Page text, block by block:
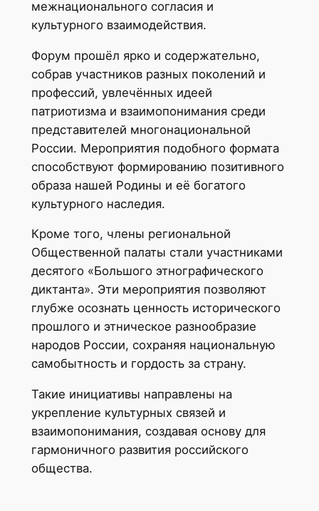
межнационального согласия и
культурного взаимодействия.
Форум прошёл ярко и содержательно,
собрав участников разных поколений и
профессий, увлечённых идеей
патриотизма и взаимопонимания среди
представителей многонациональной
России. Мероприятия подобного формата
способствуют формированию позитивного
образа нашей Родины и её богатого
культурного наследия.
Кроме того, члены региональной
Общественной палаты стали участниками
десятого «Большого этнографического
диктанта». Эти мероприятия позволяют
глубже осознать ценность исторического
прошлого и этническое разнообразие
народов России, сохраняя национальную
самобытность и гордость за страну.
Такие инициативы направлены на
укрепление культурных связей и
взаимопонимания, создавая основу для
гармоничного развития российского
общества.